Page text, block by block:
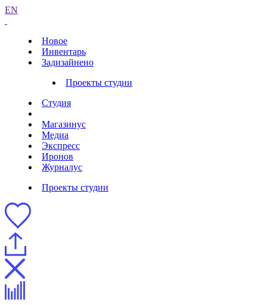
EN
Новое
Инвентарь
Задизайнено
Проекты студии
Студия
Магазинус
Медиа
Экспресс
Иронов
Журналус
Проекты студии